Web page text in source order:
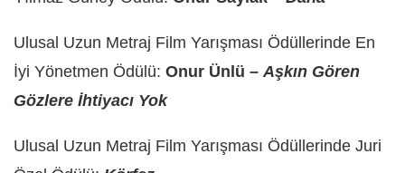
Ulusal Uzun Metraj Film Yarışması Ödüllerinde En
İyi Yönetmen Ödülü: Onur Ünlü – Aşkın Gören
Gözlere İhtiyacı Yok
Ulusal Uzun Metraj Film Yarışması Ödüllerinde Juri